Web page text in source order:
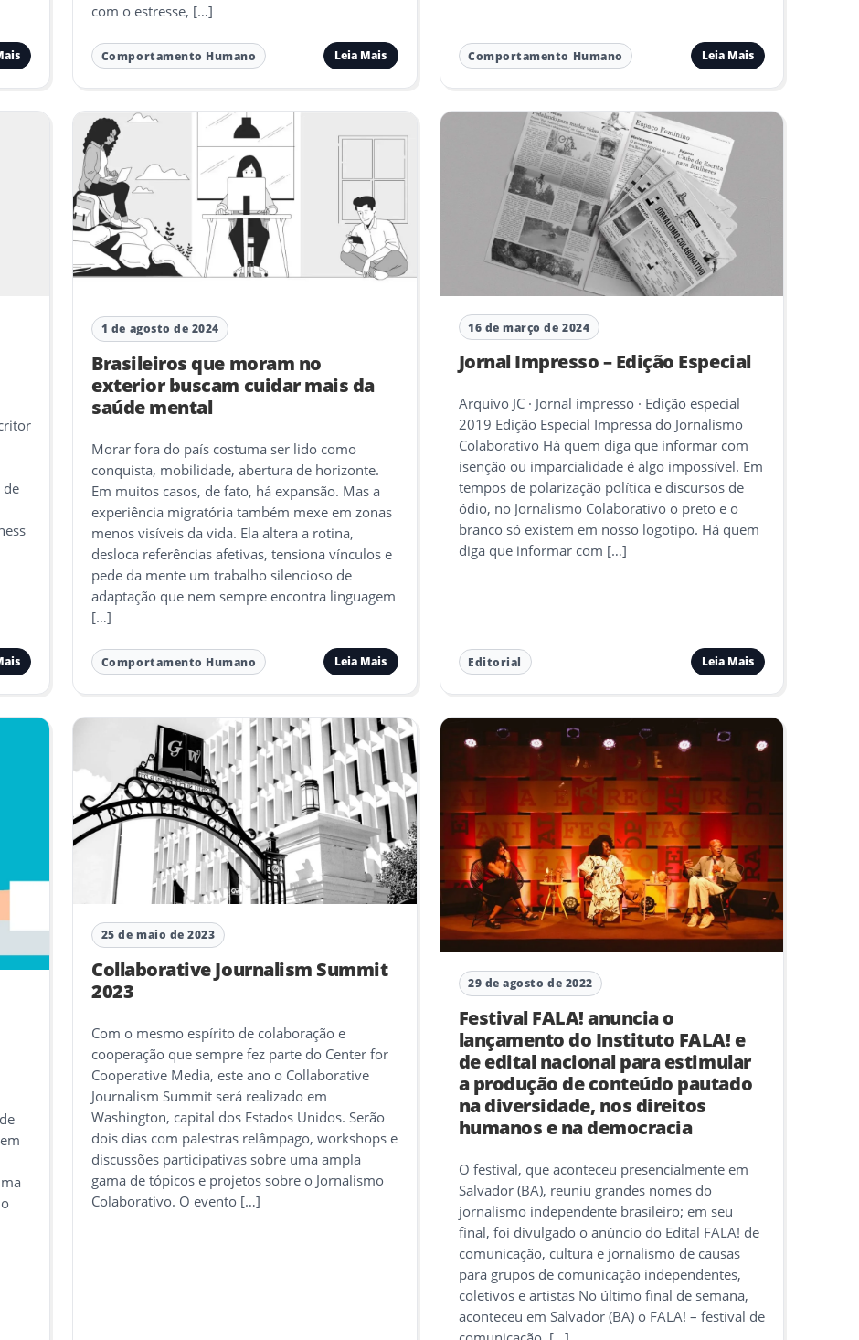
com o estresse, […]
Comportamento Humano Leia Mais Comportamento Humano Leia Mais
de
1 de agosto de 2024
Brasileiros que moram no
exterior buscam cuidar mais da
saúde mental
Morar fora do país costuma ser lido como
conquista, mobilidade, abertura de horizonte.
Em muitos casos, de fato, há expansão. Mas a
experiência migratória também mexe em zonas
menos visíveis da vida. Ela altera a rotina,
desloca referências afetivas, tensiona vínculos e
pede da mente um trabalho silencioso de
adaptação que nem sempre encontra linguagem
[…]
Comportamento Humano Leia Mais
16 de março de 2024
Jornal Impresso – Edição Especial
Arquivo JC · Jornal impresso · Edição especial
2019 Edição Especial Impressa do Jornalismo
Colaborativo Há quem diga que informar com
isenção ou imparcialidade é algo impossível. Em
tempos de polarização política e discursos de
ódio, no Jornalismo Colaborativo o preto e o
branco só existem em nosso logotipo. Há quem
diga que informar com […]
Editorial Leia Mais
25 de maio de 2023
Collaborative Journalism Summit
2023
Com o mesmo espírito de colaboração e
cooperação que sempre fez parte do Center for
Cooperative Media, este ano o Collaborative
Journalism Summit será realizado em
Washington, capital dos Estados Unidos. Serão
dois dias com palestras relâmpago, workshops e
discussões participativas sobre uma ampla
gama de tópicos e projetos sobre o Jornalismo
Colaborativo. O evento […]
29 de agosto de 2022
Festival FALA! anuncia o
lançamento do Instituto FALA! e
de edital nacional para estimular
a produção de conteúdo pautado
na diversidade, nos direitos
humanos e na democracia
O festival, que aconteceu presencialmente em
Salvador (BA), reuniu grandes nomes do
jornalismo independente brasileiro; em seu
final, foi divulgado o anúncio do Edital FALA! de
comunicação, cultura e jornalismo de causas
para grupos de comunicação independentes,
coletivos e artistas No último final de semana,
aconteceu em Salvador (BA) o FALA! – festival de